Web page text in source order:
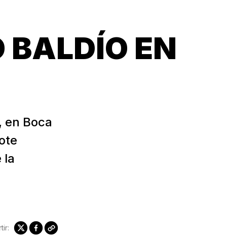
BALDÍO EN
en Boca
la